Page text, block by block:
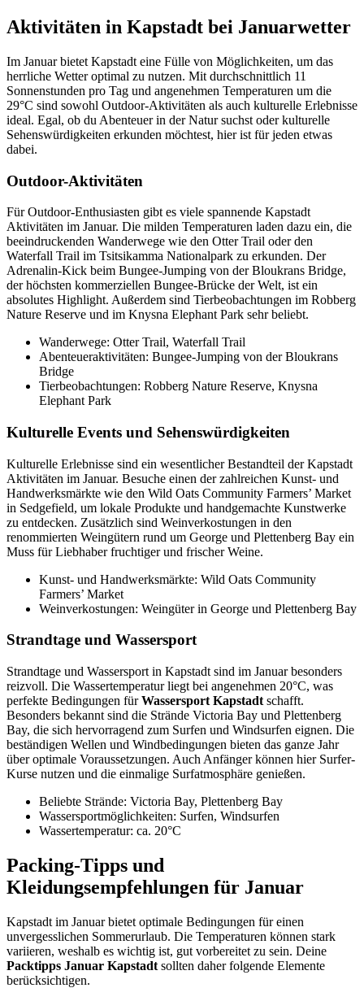
Aktivitäten in Kapstadt bei Januarwetter
Im Januar bietet Kapstadt eine Fülle von Möglichkeiten, um das
herrliche Wetter optimal zu nutzen. Mit durchschnittlich 11
Sonnenstunden pro Tag und angenehmen Temperaturen um die
29°C sind sowohl Outdoor-Aktivitäten als auch kulturelle Erlebnisse
ideal. Egal, ob du Abenteuer in der Natur suchst oder kulturelle
Sehenswürdigkeiten erkunden möchtest, hier ist für jeden etwas
dabei.
Outdoor-Aktivitäten
Für Outdoor-Enthusiasten gibt es viele spannende Kapstadt
Aktivitäten im Januar. Die milden Temperaturen laden dazu ein, die
beeindruckenden Wanderwege wie den Otter Trail oder den
Waterfall Trail im Tsitsikamma Nationalpark zu erkunden. Der
Adrenalin-Kick beim Bungee-Jumping von der Bloukrans Bridge,
der höchsten kommerziellen Bungee-Brücke der Welt, ist ein
absolutes Highlight. Außerdem sind Tierbeobachtungen im Robberg
Nature Reserve und im Knysna Elephant Park sehr beliebt.
Wanderwege: Otter Trail, Waterfall Trail
Abenteueraktivitäten: Bungee-Jumping von der Bloukrans
Bridge
Tierbeobachtungen: Robberg Nature Reserve, Knysna
Elephant Park
Kulturelle Events und Sehenswürdigkeiten
Kulturelle Erlebnisse sind ein wesentlicher Bestandteil der Kapstadt
Aktivitäten im Januar. Besuche einen der zahlreichen Kunst- und
Handwerksmärkte wie den Wild Oats Community Farmers’ Market
in Sedgefield, um lokale Produkte und handgemachte Kunstwerke
zu entdecken. Zusätzlich sind Weinverkostungen in den
renommierten Weingütern rund um George und Plettenberg Bay ein
Muss für Liebhaber fruchtiger und frischer Weine.
Kunst- und Handwerksmärkte: Wild Oats Community
Farmers’ Market
Weinverkostungen: Weingüter in George und Plettenberg Bay
Strandtage und Wassersport
Strandtage und Wassersport in Kapstadt sind im Januar besonders
reizvoll. Die Wassertemperatur liegt bei angenehmen 20°C, was
perfekte Bedingungen fürWassersport Kapstadt schafft.
Besonders bekannt sind die Strände Victoria Bay und Plettenberg
Bay, die sich hervorragend zum Surfen und Windsurfen eignen. Die
beständigen Wellen und Windbedingungen bieten das ganze Jahr
über optimale Voraussetzungen. Auch Anfänger können hier Surfer-
Kurse nutzen und die einmalige Surfatmosphäre genießen.
Beliebte Strände: Victoria Bay, Plettenberg Bay
Wassersportmöglichkeiten: Surfen, Windsurfen
Wassertemperatur: ca. 20°C
Packing-Tipps und
Kleidungsempfehlungen für Januar
Kapstadt im Januar bietet optimale Bedingungen für einen
unvergesslichen Sommerurlaub. Die Temperaturen können stark
variieren, weshalb es wichtig ist, gut vorbereitet zu sein. Deine
Packtipps Januar Kapstadt sollten daher folgende Elemente
berücksichtigen.